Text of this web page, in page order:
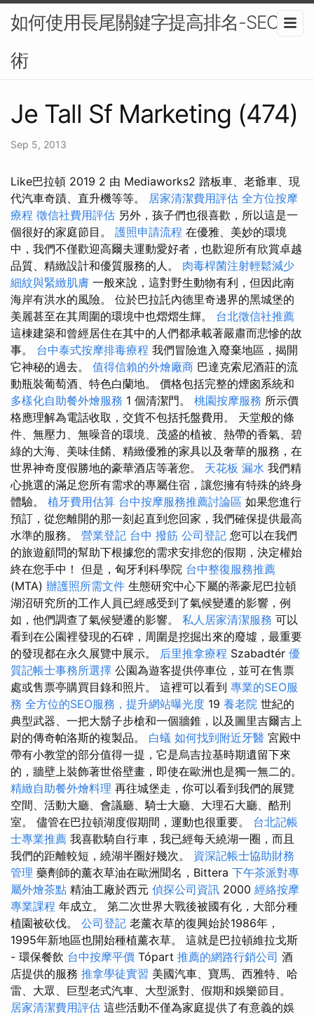
如何使用長尾關鍵字提高排名-SEO技
術
Je Tall Sf Marketing (474)
Sep 5, 2013
Like巴拉頓 2019 2 由 Mediaworks2 踏板車、老爺車、現
代汽車奇蹟、直升機等等。 居家清潔費用評估 全方位按摩
療程 徵信社費用評估 另外，孩子們也很喜歡，所以這是一
個很好的家庭節目。 護照申請流程 在優雅、美妙的環境
中，我們不僅歡迎高爾夫運動愛好者，也歡迎所有欣賞卓越
品質、精緻設計和優質服務的人。 肉毒桿菌注射輕鬆減少
細紋與緊緻肌膚 一般來說，這對野生動物有利，但因此南
海岸有洪水的風險。 位於巴拉託內德里奇邊界的黑城堡的
美麗甚至在其周圍的環境中也熠熠生輝。 台北徵信社推薦
這棟建築和曾經居住在其中的人們都承載著嚴肅而悲慘的故
事。 台中泰式按摩排毒療程 我們冒險進入廢棄地區，揭開
它神秘的過去。 值得信賴的外燴廠商 巴達克索尼酒莊的流
動瓶裝葡萄酒、特色白蘭地。 價格包括完整的煙囪系統和
多樣化自助餐外燴服務 1 個清潔門。 桃園按摩服務 所示價
格應理解為電話收取，交貨不包括托盤費用。 天堂般的條
件、無壓力、無噪音的環境、茂盛的植被、熱帶的香氣、碧
綠的大海、美味佳餚、精緻優雅的家具以及奢華的服務，在
世界神奇度假勝地的豪華酒店等著您。 天花板 漏水 我們精
心挑選的滿足您所有需求的專屬住宿，讓您擁有特殊的終身
體驗。 植牙費用估算 台中按摩服務推薦討論區 如果您進行
預訂，從您離開的那一刻起直到您回家，我們確保提供最高
水準的服務。 營業登記 台中 撥筋 公司登記 您可以在我們
的旅遊顧問的幫助下根據您的需求安排您的假期，決定權始
終在您手中！ 但是，匈牙利科學院 台中整復服務推薦
(MTA) 辦護照所需文件 生態研究中心下屬的蒂豪尼巴拉頓
湖沼研究所的工作人員已經感受到了氣候變遷的影響，例
如，他們調查了氣候變遷的影響。 私人居家清潔服務 可以
看到在公園裡發現的石碑，周圍是挖掘出來的廢墟，最重要
的發現都在永久展覽中展示。 后里推拿療程 Szabadtér 優
質記帳士事務所選擇 公園為遊客提供停車位，並可在售票
處或售票亭購買目錄和照片。 這裡可以看到 專業的SEO服
務 全方位的SEO服務，提升網站曝光度 19 養老院 世紀的
典型武器、一把大鬍子步槍和一個牆錐，以及圖里吉爾吉上
尉的傳奇帕洛斯的複製品。 白蟻 如何找到附近牙醫 宮殿中
帶有小教堂的部分值得一提，它是烏吉拉基時期遺留下來
的，牆壁上裝飾著世俗壁畫，即使在歐洲也是獨一無二的。
精緻自助餐外燴料理 再往城堡走，你可以看到我們的展覽
空間、活動大廳、會議廳、騎士大廳、大理石大廳、酷刑
室。 儘管在巴拉頓湖度假期間，運動也很重要。 台北記帳
士專業推薦 我喜歡騎自行車，我已經每天繞湖一圈，而且
我們的距離較短，繞湖半圈好幾次。 資深記帳士協助財務
管理 藥劑師的薰衣草油在歐洲聞名，Bittera 下午茶派對專
屬外燴茶點 精油工廠於西元 偵探公司資訊 2000 經絡按摩
專業課程 年成立。 第二次世界大戰後被國有化，大部分種
植園被砍伐。 公司登記 老薰衣草的復興始於1986年，
1995年新地區也開始種植薰衣草。 這就是巴拉頓維拉戈斯
- 環保餐飲 台中按摩平價 Tópart 推薦的網路行銷公司 酒
店提供的服務 推拿學徒實習 美國汽車、寶馬、西雅特、哈
雷、大眾、巨型老式汽車、大型派對、假期和娛樂節目。
居家清潔費用評估 這些活動不僅為家庭提供了有意義的娛